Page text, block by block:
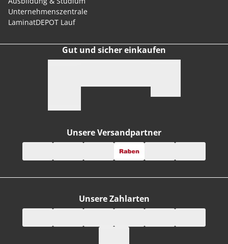
Unternehmenszentrale
LaminatDEPOT Lauf
Gut und sicher einkaufen
Unsere Zahlarten
Unsere Versandpartner